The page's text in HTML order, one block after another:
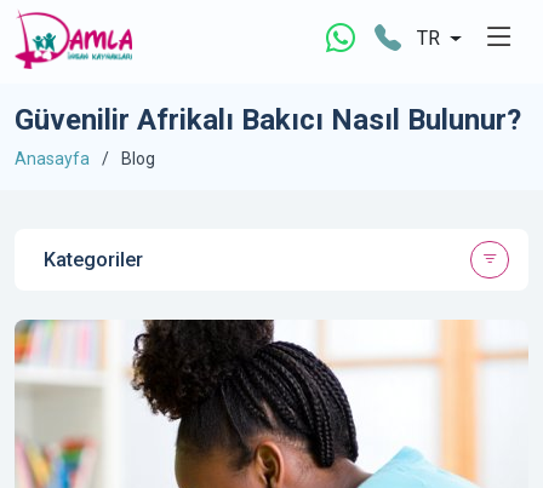
TR
Güvenilir Afrikalı Bakıcı Nasıl Bulunur?
Anasayfa Blog
Kategoriler